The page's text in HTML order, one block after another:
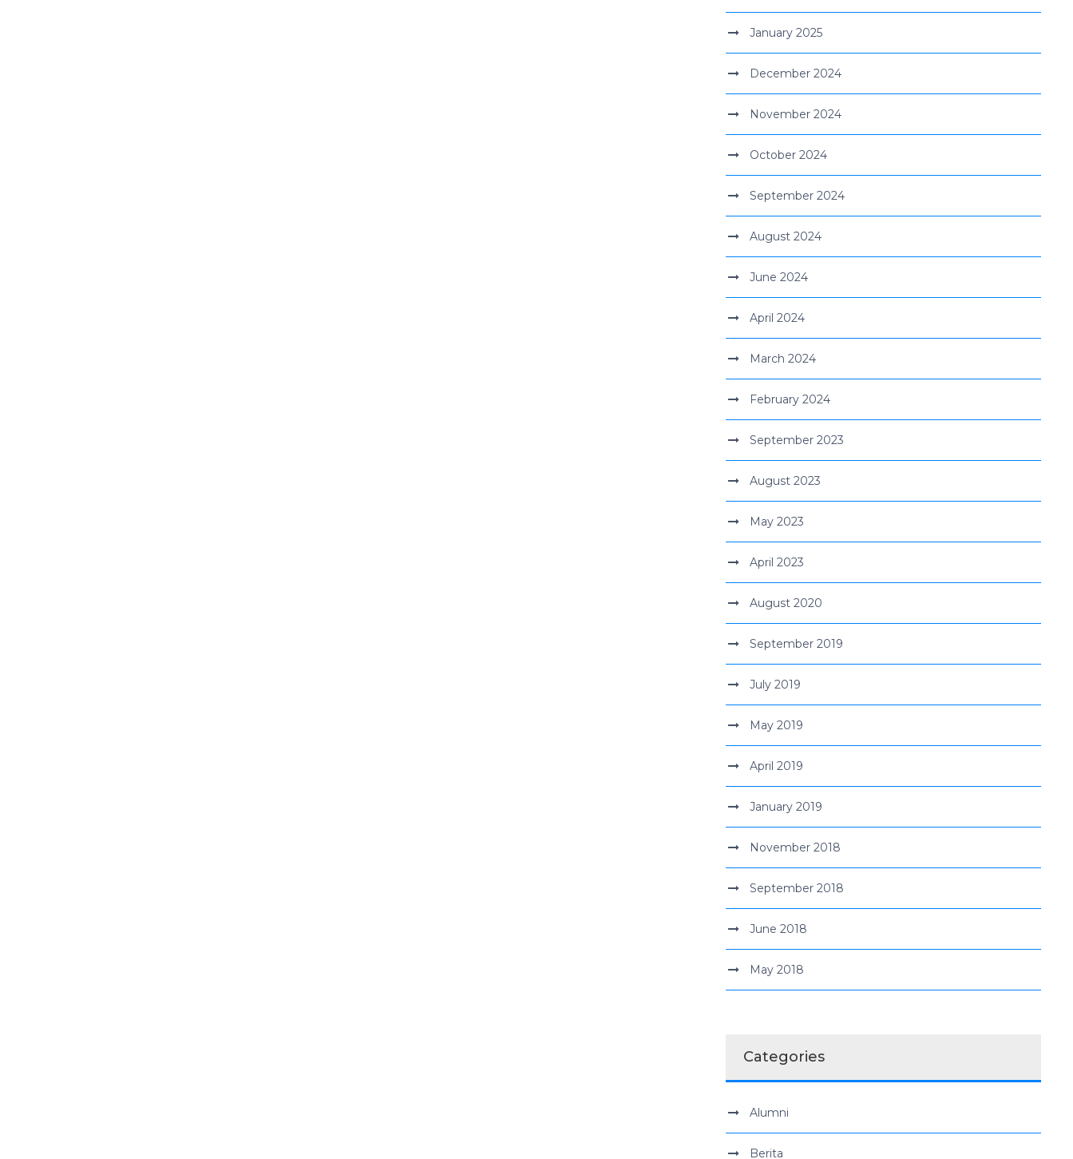
January 2025
December 2024
November 2024
October 2024
September 2024
August 2024
June 2024
April 2024
March 2024
February 2024
September 2023
August 2023
May 2023
April 2023
August 2020
September 2019
July 2019
May 2019
April 2019
January 2019
November 2018
September 2018
June 2018
May 2018
Categories
Alumni
Berita